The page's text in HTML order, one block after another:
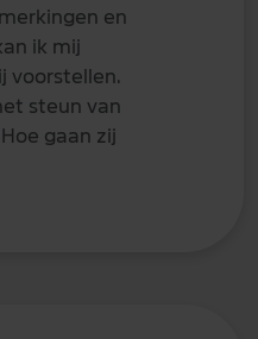
en
ik mij
voorstellen.
steun van
gaan zij